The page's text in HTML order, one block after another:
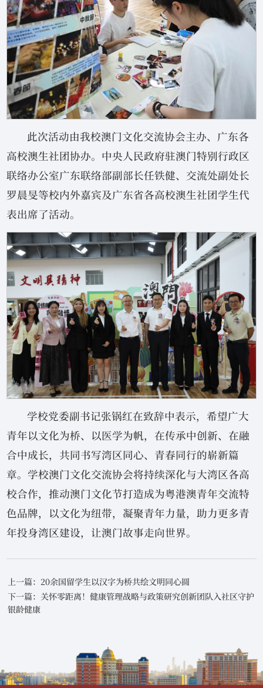
此次活动由我校澳门文化交流协会主办、广东各
高校澳生社团协办。中央人民政府驻澳门特别行政区
联络办公室广东联络部副部长任铁健、交流处副处长
罗晨旻等校内外嘉宾及广东省各高校澳生社团学生代
表出席了活动。
学校党委副书记张锅红在致辞中表示，希望广大
青年以文化为桥、以医学为帆，在传承中创新、在融
合中成长，共同书写湾区同心、青春同行的崭新篇
章。学校澳门文化交流协会将持续深化与大湾区各高
校合作，推动澳门文化节打造成为粤港澳青年交流特
色品牌，以文化为纽带，凝聚青年力量，助力更多青
年投身湾区建设，让澳门故事走向世界。
上一篇：20余国留学生以汉字为桥共绘文明同心圆
下一篇：关怀零距离！健康管理战略与政策研究创新团队入社区守护
银龄健康